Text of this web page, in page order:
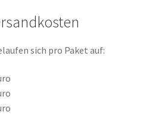
sich pro Paket auf: